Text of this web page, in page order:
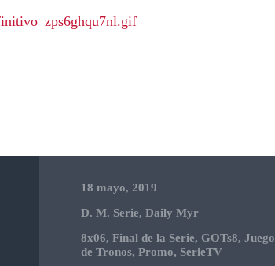
18 mayo, 2019
D. M. Serie,Daily Myr
8x06,Final de la Serie, GOTs8,Juego
de Tronos,Promo, SerieTV